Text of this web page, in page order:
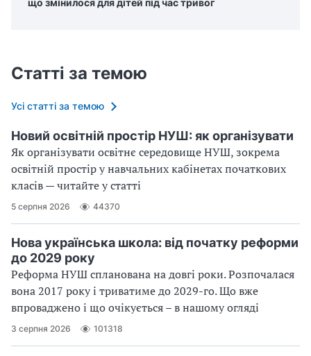
що змінилося для дітей під час тривог
Статті за темою
Усі статті за темою
Новий освітній простір НУШ: як організувати
Як організувати освітнє середовище НУШ, зокрема
освітній простір у навчальних кабінетах початкових
класів — читайте у статті
5 серпня 2026 44370
Нова українська школа: від початку реформи
до 2029 року
Реформа НУШ спланована на довгі роки. Розпочалася
вона 2017 року і триватиме до 2029-го. Що вже
впроваджено і що очікується – в нашому огляді
3 серпня 2026 101318